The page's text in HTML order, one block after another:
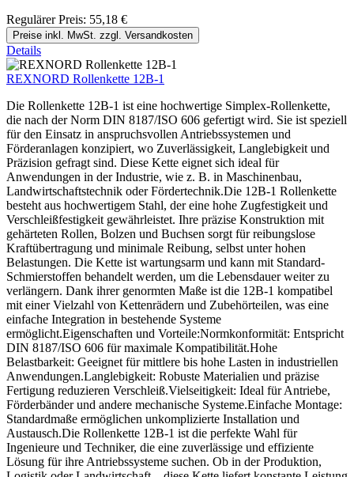
Regulärer Preis: 55,18 €
Preise inkl. MwSt. zzgl. Versandkosten
Details
REXNORD Rollenkette 12B-1
Die Rollenkette 12B-1 ist eine hochwertige Simplex-Rollenkette,
die nach der Norm DIN 8187/ISO 606 gefertigt wird. Sie ist speziell
für den Einsatz in anspruchsvollen Antriebssystemen und
Förderanlagen konzipiert, wo Zuverlässigkeit, Langlebigkeit und
Präzision gefragt sind. Diese Kette eignet sich ideal für
Anwendungen in der Industrie, wie z. B. in Maschinenbau,
Landwirtschaftstechnik oder Fördertechnik.Die 12B-1 Rollenkette
besteht aus hochwertigem Stahl, der eine hohe Zugfestigkeit und
Verschleißfestigkeit gewährleistet. Ihre präzise Konstruktion mit
gehärteten Rollen, Bolzen und Buchsen sorgt für reibungslose
Kraftübertragung und minimale Reibung, selbst unter hohen
Belastungen. Die Kette ist wartungsarm und kann mit Standard-
Schmierstoffen behandelt werden, um die Lebensdauer weiter zu
verlängern. Dank ihrer genormten Maße ist die 12B-1 kompatibel
mit einer Vielzahl von Kettenrädern und Zubehörteilen, was eine
einfache Integration in bestehende Systeme
ermöglicht.Eigenschaften und Vorteile:Normkonformität: Entspricht
DIN 8187/ISO 606 für maximale Kompatibilität.Hohe
Belastbarkeit: Geeignet für mittlere bis hohe Lasten in industriellen
Anwendungen.Langlebigkeit: Robuste Materialien und präzise
Fertigung reduzieren Verschleiß.Vielseitigkeit: Ideal für Antriebe,
Förderbänder und andere mechanische Systeme.Einfache Montage:
Standardmaße ermöglichen unkomplizierte Installation und
Austausch.Die Rollenkette 12B-1 ist die perfekte Wahl für
Ingenieure und Techniker, die eine zuverlässige und effiziente
Lösung für ihre Antriebssysteme suchen. Ob in der Produktion,